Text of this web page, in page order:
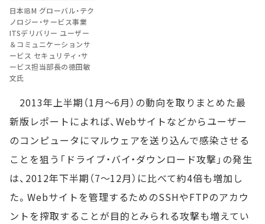
日本IBM グローバル・テク
ノロジー・サービス事業
ITSデリバリー ユーザー
＆コミュニケーションサ
ービス セキュリティ・サ
ービス担当部長の徳田敏
文氏
2013年上半期（1月～6月）の動向を取りまとめた最
新版レポートによれば、Webサイトなどからユーザー
のコンピュータにマルウェアを送り込んで感染させる
ことを狙う「ドライブ・バイ・ダウンロード攻撃」の発生
は、2012年下半期（7～12月）に比べて約4倍も増加し
た。Webサイトを管理するためのSSHやFTPのアカウ
ントを搾取することが目的とみられる攻撃も増えてい